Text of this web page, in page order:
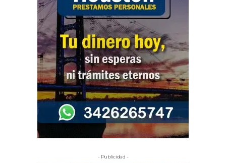
- Publicidad -